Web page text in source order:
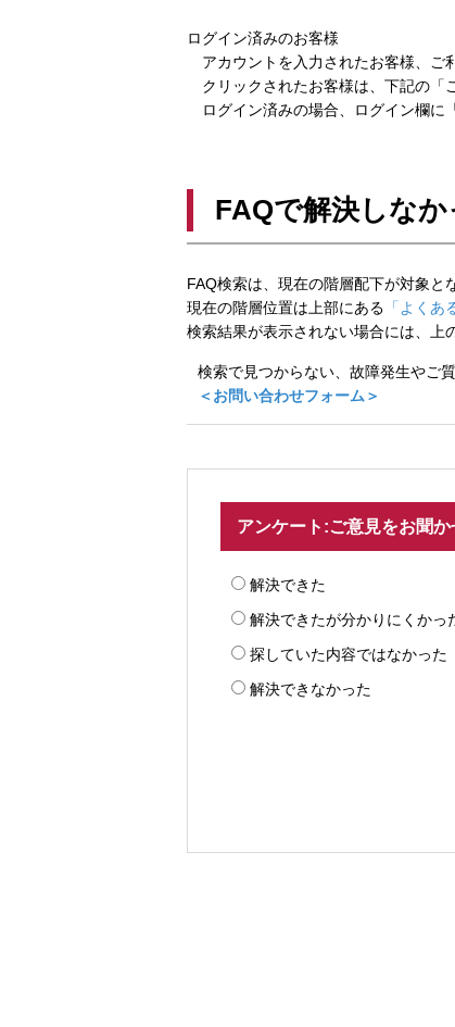
ログイン済みのお客様
アカウントを入力されたお客様、ご
クリックされたお客様は、下記の「
ログイン済みの場合、ログイン欄に
FAQで解決しなか
FAQ検索は、現在の階層配下が対象と
現在の階層位置は上部にある 「よく
検索結果が表示されない場合には、上
検索で見つからない、故障発生やご
＜お問い合わせフォーム＞
アンケート:ご意見をお聞
解決できた
解決できたが分かりにくかっ
探していた内容ではなかった
解決できなかった